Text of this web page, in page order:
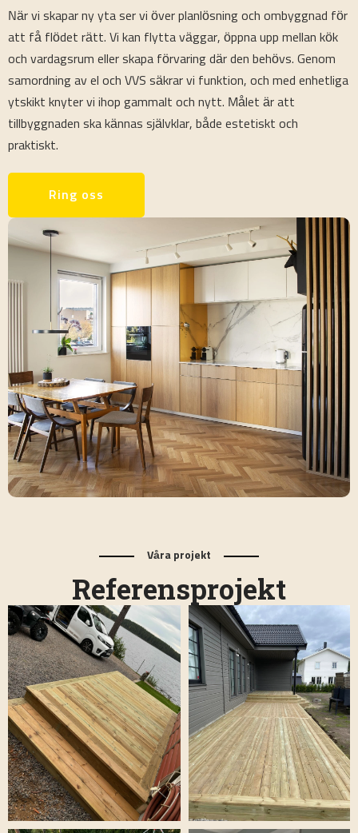
När vi skapar ny yta ser vi över planlösning och ombyggnad för
att få flödet rätt. Vi kan flytta väggar, öppna upp mellan kök
och vardagsrum eller skapa förvaring där den behövs. Genom
samordning av el och VVS säkrar vi funktion, och med enhetliga
ytskikt knyter vi ihop gammalt och nytt. Målet är att
tillbyggnaden ska kännas självklar, både estetiskt och
praktiskt.
Ring oss
Våra projekt
Referensprojekt